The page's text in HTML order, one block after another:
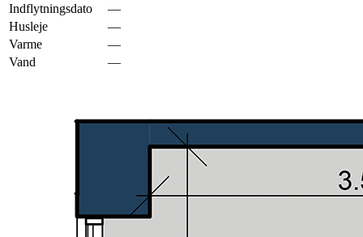
Indflytningsdato
—
Husleje
—
Varme
—
Vand
—